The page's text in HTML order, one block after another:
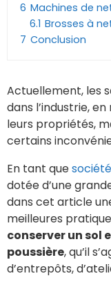
6 Machines de
6.1 Brosses à
7 Conclusion
Actuellement, les
dans l’industrie,
leurs propriétés,
certains
En tant que
dotée d’une
dans cet article
meilleures
conserver un sol
poussière, qu’il
d’entrepôts,